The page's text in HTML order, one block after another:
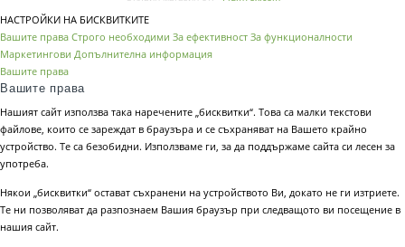
НАСТРОЙКИ НА БИСКВИТКИТЕ
Вашите права Строго необходими За ефективност За функционалности
Маркетингови Допълнителна информация
Вашите права
Вашите права
Нашият сайт използва така наречените „бисквитки“. Това са малки текстови
файлове, които се зареждат в браузъра и се съхраняват на Вашето крайно
устройство. Те са безобидни. Използваме ги, за да поддържаме сайта си лесен за
употреба.
Някои „бисквитки“ остават съхранени на устройството Ви, докато не ги изтриете.
Те ни позволяват да разпознаем Вашия браузър при следващото ви посещение в
нашия сайт.